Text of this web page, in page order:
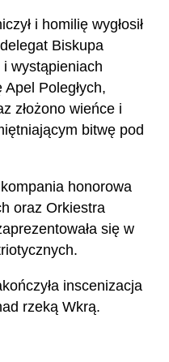
i homilię wygłosił
Biskupa
wystąpieniach
Poległych,
złożono wieńce i
bitwę pod
honorowa
oraz Orkiestra
się w
inscenizacja
rzeką Wkrą.